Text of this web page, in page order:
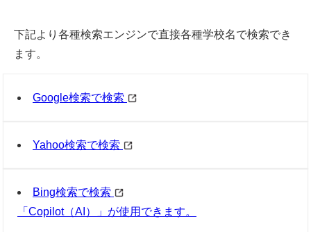
下記より各種検索エンジンで直接各種学校名で検索でき
ます。
Google検索で検索
Yahoo検索で検索
Bing検索で検索
「Copilot（AI）」が使用できます。